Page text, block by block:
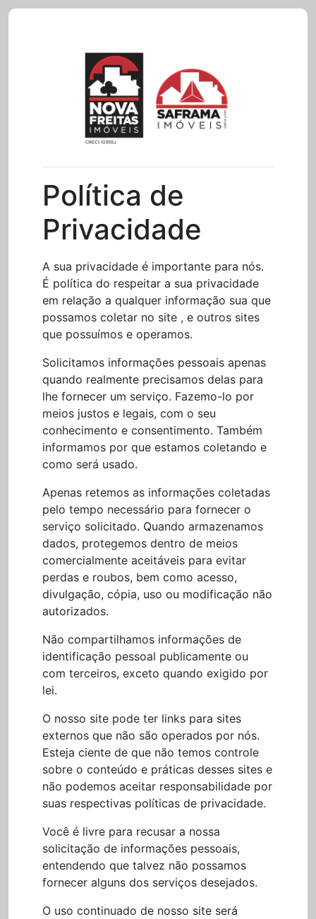
Política de
Privacidade
A sua privacidade é importante para nós.
É política do respeitar a sua privacidade
em relação a qualquer informação sua que
possamos coletar no site , e outros sites
que possuímos e operamos.
Solicitamos informações pessoais apenas
quando realmente precisamos delas para
lhe fornecer um serviço. Fazemo-lo por
meios justos e legais, com o seu
conhecimento e consentimento. Também
informamos por que estamos coletando e
como será usado.
Apenas retemos as informações coletadas
pelo tempo necessário para fornecer o
serviço solicitado. Quando armazenamos
dados, protegemos dentro de meios
comercialmente aceitáveis para evitar
perdas e roubos, bem como acesso,
divulgação, cópia, uso ou modificação não
autorizados.
Não compartilhamos informações de
identificação pessoal publicamente ou
com terceiros, exceto quando exigido por
lei.
O nosso site pode ter links para sites
externos que não são operados por nós.
Esteja ciente de que não temos controle
sobre o conteúdo e práticas desses sites e
não podemos aceitar responsabilidade por
suas respectivas políticas de privacidade.
Você é livre para recusar a nossa
solicitação de informações pessoais,
entendendo que talvez não possamos
fornecer alguns dos serviços desejados.
O uso continuado de nosso site será